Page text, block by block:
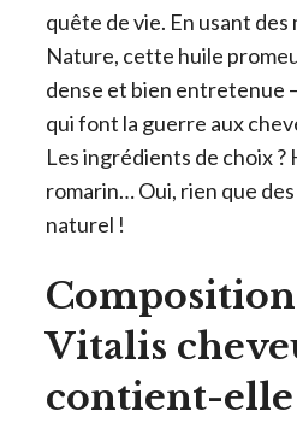
quête de vie. En usant
Nature, cette huile
dense et bien entretenue
qui font la guerre aux
Les ingrédients de choix ?
romarin… Oui, rien que
naturel !
Vitalis
contient-